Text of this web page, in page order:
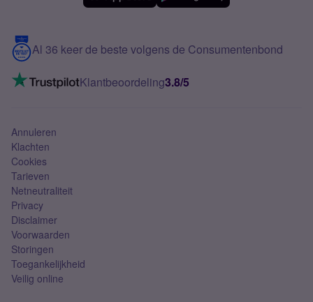
Meerdere nummers
5G internet
Mobiel internet
Mobiel abonnement
Contact
VoLTE 4G bellen
Al 36 keer de beste volgens de Consumentenbond
Klantbeoordeling3.8/5
Annuleren
Klachten
Cookies
Tarieven
Netneutraliteit
Privacy
Disclaimer
Voorwaarden
Storingen
Toegankelijkheid
Veilig online